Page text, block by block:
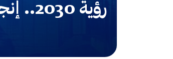
رؤية 2030.. إنجازات تتجاوز المستهدفات